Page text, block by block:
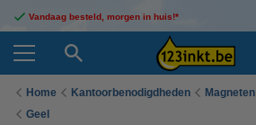
Vandaag besteld, morgen in huis!*
Home Kantoorbenodigdheden Magneten
Geel